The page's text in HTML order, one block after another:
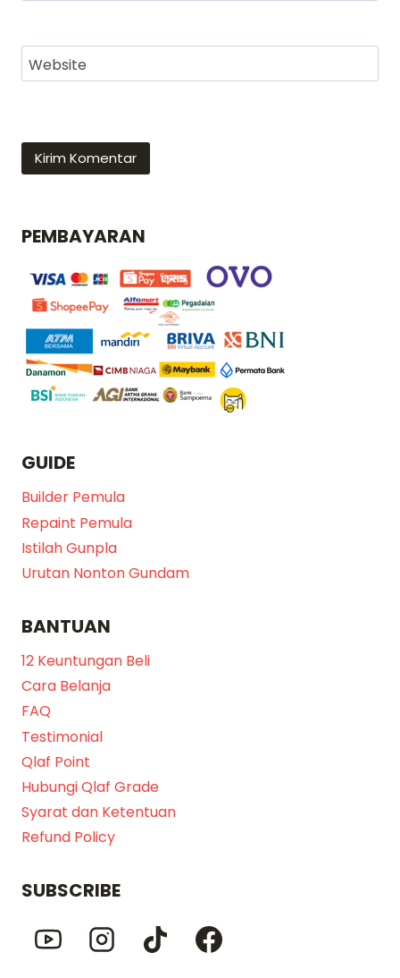
Website
PEMBAYARAN
GUIDE
Builder Pemula
Repaint Pemula
Istilah Gunpla
Urutan Nonton Gundam
BANTUAN
12 Keuntungan Beli
Cara Belanja
FAQ
Testimonial
Qlaf Point
Hubungi Qlaf Grade
Syarat dan Ketentuan
Refund Policy
SUBSCRIBE